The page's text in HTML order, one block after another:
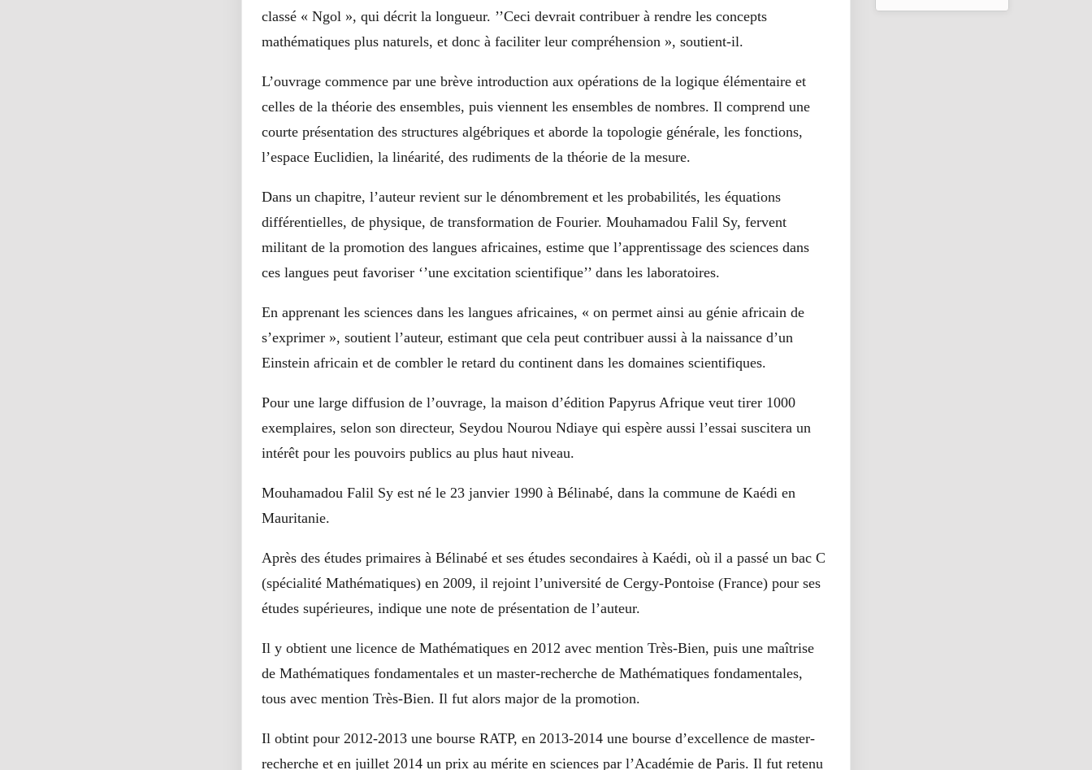
classé « Ngol », qui décrit la longueur. ’’Ceci devrait contribuer à rendre les concepts
mathématiques plus naturels, et donc à faciliter leur compréhension », soutient-il.
L’ouvrage commence par une brève introduction aux opérations de la logique élémentaire et
celles de la théorie des ensembles, puis viennent les ensembles de nombres. Il comprend une
courte présentation des structures algébriques et aborde la topologie générale, les fonctions,
l’espace Euclidien, la linéarité, des rudiments de la théorie de la mesure.
Dans un chapitre, l’auteur revient sur le dénombrement et les probabilités, les équations
différentielles, de physique, de transformation de Fourier. Mouhamadou Falil Sy, fervent
militant de la promotion des langues africaines, estime que l’apprentissage des sciences dans
ces langues peut favoriser ‘’une excitation scientifique’’ dans les laboratoires.
En apprenant les sciences dans les langues africaines, « on permet ainsi au génie africain de
s’exprimer », soutient l’auteur, estimant que cela peut contribuer aussi à la naissance d’un
Einstein africain et de combler le retard du continent dans les domaines scientifiques.
Pour une large diffusion de l’ouvrage, la maison d’édition Papyrus Afrique veut tirer 1000
exemplaires, selon son directeur, Seydou Nourou Ndiaye qui espère aussi l’essai suscitera un
intérêt pour les pouvoirs publics au plus haut niveau.
Mouhamadou Falil Sy est né le 23 janvier 1990 à Bélinabé, dans la commune de Kaédi en
Mauritanie.
Après des études primaires à Bélinabé et ses études secondaires à Kaédi, où il a passé un bac C
(spécialité Mathématiques) en 2009, il rejoint l’université de Cergy-Pontoise (France) pour ses
études supérieures, indique une note de présentation de l’auteur.
Il y obtient une licence de Mathématiques en 2012 avec mention Très-Bien, puis une maîtrise
de Mathématiques fondamentales et un master-recherche de Mathématiques fondamentales,
tous avec mention Très-Bien. Il fut alors major de la promotion.
Il obtint pour 2012-2013 une bourse RATP, en 2013-2014 une bourse d’excellence de master-
recherche et en juillet 2014 un prix au mérite en sciences par l’Académie de Paris. Il fut retenu